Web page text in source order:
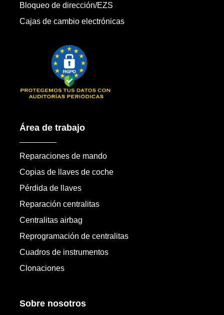
Bloqueo de dirección/EZS
Cajas de cambio electrónicas
Área de trabajo
Reparaciones de mando
Copias de llaves de coche
Pérdida de llaves
Reparación centralitas
Centralitas airbag
Reprogramación de centralitas
Cuadros de instrumentos
Clonaciones
Sobre nosotros